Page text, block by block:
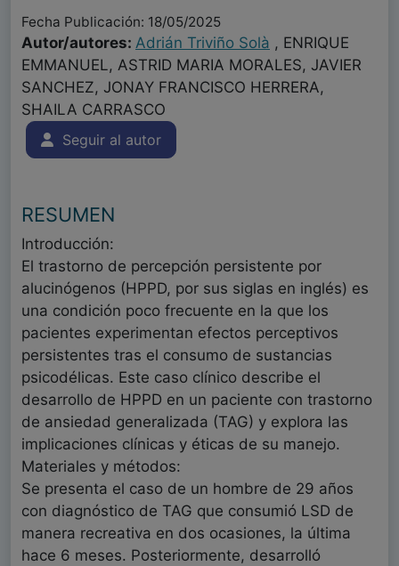
Fecha Publicación: 18/05/2025
Autor/autores: Adrián Triviño Solà , ENRIQUE
EMMANUEL, ASTRID MARIA MORALES, JAVIER
SANCHEZ, JONAY FRANCISCO HERRERA,
SHAILA CARRASCO
Seguir al autor
RESUMEN
Introducción:
El trastorno de percepción persistente por
alucinógenos (HPPD, por sus siglas en inglés) es
una condición poco frecuente en la que los
pacientes experimentan efectos perceptivos
persistentes tras el consumo de sustancias
psicodélicas. Este caso clínico describe el
desarrollo de HPPD en un paciente con trastorno
de ansiedad generalizada (TAG) y explora las
implicaciones clínicas y éticas de su manejo.
Materiales y métodos:
Se presenta el caso de un hombre de 29 años
con diagnóstico de TAG que consumió LSD de
manera recreativa en dos ocasiones, la última
hace 6 meses. Posteriormente, desarrolló